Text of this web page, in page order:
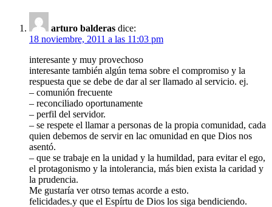
arturo balderas dice:
18 noviembre, 2011 a las 11:03 pm
interesante y muy provechoso
interesante también algún tema sobre el compromiso y la
respuesta que se debe de dar al ser llamado al servicio. ej.
– comunión frecuente
– reconciliado oportunamente
– perfil del servidor.
– se respete el llamar a personas de la propia comunidad, cada
quien debemos de servir en lac omunidad en que Dios nos
asentó.
– que se trabaje en la unidad y la humildad, para evitar el ego,
el protagonismo y la intolerancia, más bien exista la caridad y
la prudencia.
Me gustaría ver otrso temas acorde a esto.
felicidades.y que el Espírtu de Dios los siga bendiciendo.